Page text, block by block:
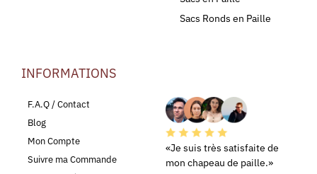
Sacs Ronds en Paille
INFORMATIONS
F.A.Q / Contact
Blog
Mon Compte
Suivre ma Commande
«Je suis très satisfaite de
mon chapeau de paille.»